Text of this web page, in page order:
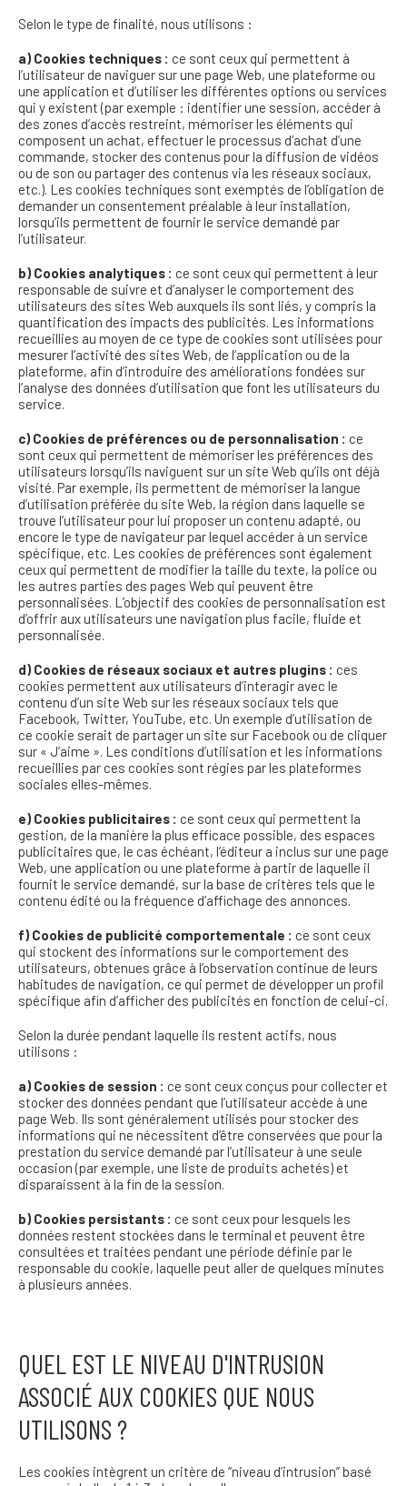
Selon le type de finalité, nous utilisons :
a) Cookies techniques : ce sont ceux qui permettent à
l’utilisateur de naviguer sur une page Web, une plateforme ou
une application et d’utiliser les différentes options ou services
qui y existent (par exemple : identifier une session, accéder à
des zones d’accès restreint, mémoriser les éléments qui
composent un achat, effectuer le processus d’achat d’une
commande, stocker des contenus pour la diffusion de vidéos
ou de son ou partager des contenus via les réseaux sociaux,
etc.). Les cookies techniques sont exemptés de l’obligation de
demander un consentement préalable à leur installation,
lorsqu’ils permettent de fournir le service demandé par
l’utilisateur.
b) Cookies analytiques : ce sont ceux qui permettent à leur
responsable de suivre et d’analyser le comportement des
utilisateurs des sites Web auxquels ils sont liés, y compris la
quantification des impacts des publicités. Les informations
recueillies au moyen de ce type de cookies sont utilisées pour
mesurer l’activité des sites Web, de l’application ou de la
plateforme, afin d’introduire des améliorations fondées sur
l’analyse des données d’utilisation que font les utilisateurs du
service.
c) Cookies de préférences ou de personnalisation : ce
sont ceux qui permettent de mémoriser les préférences des
utilisateurs lorsqu’ils naviguent sur un site Web qu’ils ont déjà
visité. Par exemple, ils permettent de mémoriser la langue
d’utilisation préférée du site Web, la région dans laquelle se
trouve l’utilisateur pour lui proposer un contenu adapté, ou
encore le type de navigateur par lequel accéder à un service
spécifique, etc. Les cookies de préférences sont également
ceux qui permettent de modifier la taille du texte, la police ou
les autres parties des pages Web qui peuvent être
personnalisées. L’objectif des cookies de personnalisation est
d’offrir aux utilisateurs une navigation plus facile, fluide et
personnalisée.
d) Cookies de réseaux sociaux et autres plugins : ces
cookies permettent aux utilisateurs d’interagir avec le
contenu d’un site Web sur les réseaux sociaux tels que
Facebook, Twitter, YouTube, etc. Un exemple d’utilisation de
ce cookie serait de partager un site sur Facebook ou de cliquer
sur « J’aime ». Les conditions d’utilisation et les informations
recueillies par ces cookies sont régies par les plateformes
sociales elles-mêmes.
e) Cookies publicitaires : ce sont ceux qui permettent la
gestion, de la manière la plus efficace possible, des espaces
publicitaires que, le cas échéant, l’éditeur a inclus sur une page
Web, une application ou une plateforme à partir de laquelle il
fournit le service demandé, sur la base de critères tels que le
contenu édité ou la fréquence d’affichage des annonces.
f) Cookies de publicité comportementale : ce sont ceux
qui stockent des informations sur le comportement des
utilisateurs, obtenues grâce à l’observation continue de leurs
habitudes de navigation, ce qui permet de développer un profil
spécifique afin d’afficher des publicités en fonction de celui-ci.
Selon la durée pendant laquelle ils restent actifs, nous
utilisons :
a) Cookies de session : ce sont ceux conçus pour collecter et
stocker des données pendant que l’utilisateur accède à une
page Web. Ils sont généralement utilisés pour stocker des
informations qui ne nécessitent d’être conservées que pour la
prestation du service demandé par l’utilisateur à une seule
occasion (par exemple, une liste de produits achetés) et
disparaissent à la fin de la session.
b) Cookies persistants : ce sont ceux pour lesquels les
données restent stockées dans le terminal et peuvent être
consultées et traitées pendant une période définie par le
responsable du cookie, laquelle peut aller de quelques minutes
à plusieurs années.
QUEL EST LE NIVEAU D'INTRUSION
ASSOCIÉ AUX COOKIES QUE NOUS
UTILISONS ?
Les cookies intègrent un critère de “niveau d’intrusion” basé